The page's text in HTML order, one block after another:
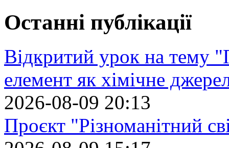
Останні публікації
Відкритий урок на тему
елемент як хімічне
2026-08-09 20:13
Проєкт "Різноманітний